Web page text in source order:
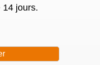
14 jours.